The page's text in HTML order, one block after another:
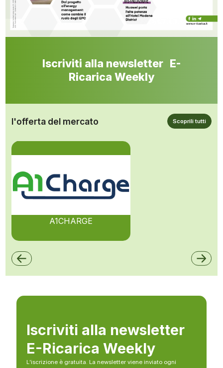
Iscriviti alla newsletter E-
Ricarica Weekly
l'offerta del mercato Scoprili tutti
A1CHARGE
Iscriviti alla newsletter
E-Ricarica Weekly
L’iscrizione è gratuita. La newsletter viene inviato ogni